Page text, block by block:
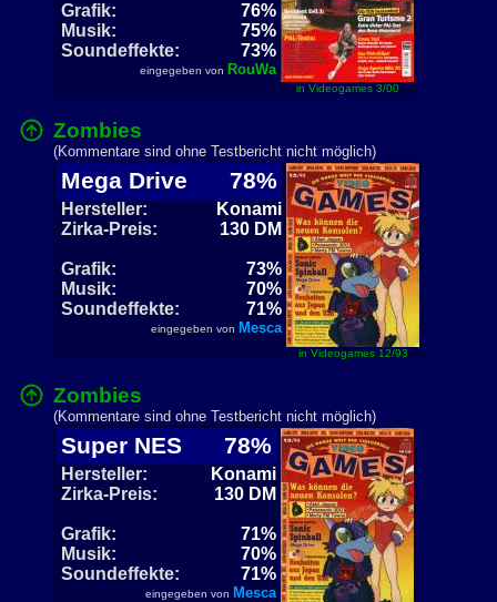
Grafik:
76%
Musik:
75%
Soundeffekte:
73%
eingegeben von RouWa
in Videogames 3/00
Zombies
(Kommentare sind ohne Testbericht nicht möglich)
Mega Drive 78%
Hersteller:
Konami
Zirka-Preis:
130 DM
Grafik:
73%
Musik:
70%
Soundeffekte:
71%
eingegeben von Mesca
in Videogames 12/93
Zombies
(Kommentare sind ohne Testbericht nicht möglich)
Super NES 78%
Hersteller:
Konami
Zirka-Preis:
130 DM
Grafik:
71%
Musik:
70%
Soundeffekte:
71%
eingegeben von Mesca